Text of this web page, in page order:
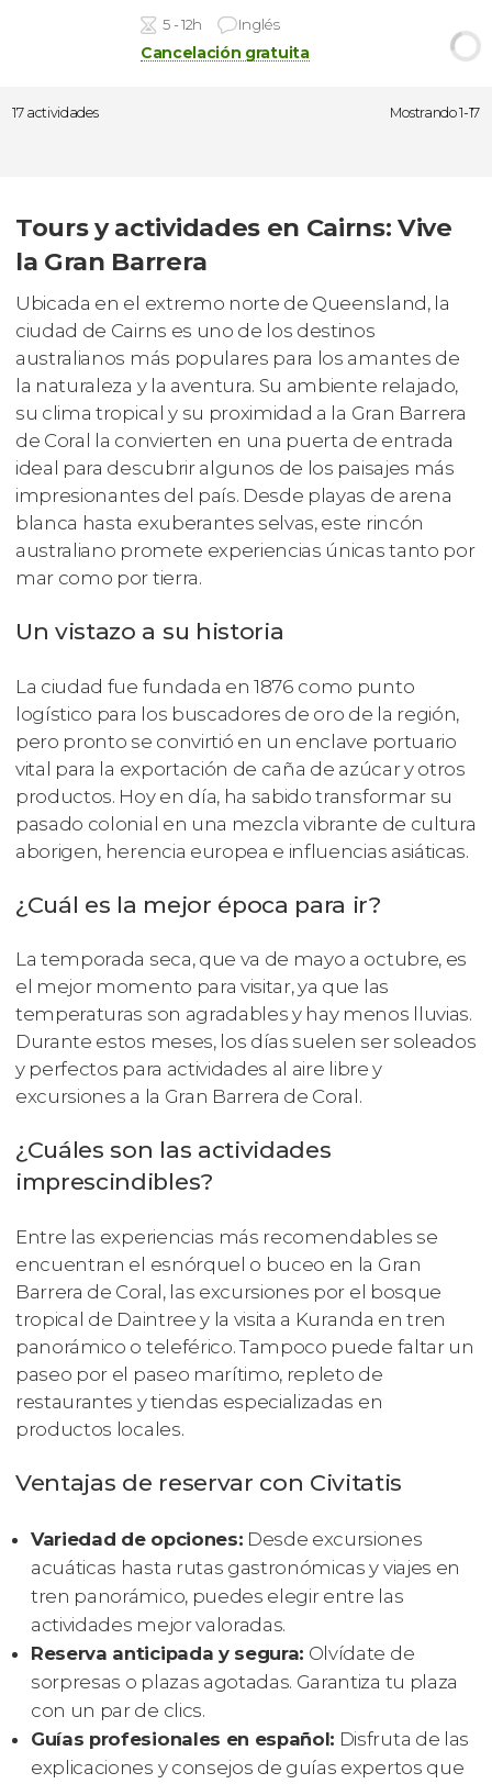
5 - 12h Inglés
Cancelación gratuita
17 actividades Mostrando 1-17
Tours y actividades en Cairns: Vive
la Gran Barrera
Ubicada en el extremo norte de Queensland, la
ciudad de Cairns es uno de los destinos
australianos más populares para los amantes de
la naturaleza y la aventura. Su ambiente relajado,
su clima tropical y su proximidad a la Gran Barrera
de Coral la convierten en una puerta de entrada
ideal para descubrir algunos de los paisajes más
impresionantes del país. Desde playas de arena
blanca hasta exuberantes selvas, este rincón
australiano promete experiencias únicas tanto por
mar como por tierra.
Un vistazo a su historia
La ciudad fue fundada en 1876 como punto
logístico para los buscadores de oro de la región,
pero pronto se convirtió en un enclave portuario
vital para la exportación de caña de azúcar y otros
productos. Hoy en día, ha sabido transformar su
pasado colonial en una mezcla vibrante de cultura
aborigen, herencia europea e influencias asiáticas.
¿Cuál es la mejor época para ir?
La temporada seca, que va de mayo a octubre, es
el mejor momento para visitar, ya que las
temperaturas son agradables y hay menos lluvias.
Durante estos meses, los días suelen ser soleados
y perfectos para actividades al aire libre y
excursiones a la Gran Barrera de Coral.
¿Cuáles son las actividades
imprescindibles?
Entre las experiencias más recomendables se
encuentran el esnórquel o buceo en la Gran
Barrera de Coral, las excursiones por el bosque
tropical de Daintree y la visita a Kuranda en tren
panorámico o teleférico. Tampoco puede faltar un
paseo por el paseo marítimo, repleto de
restaurantes y tiendas especializadas en
productos locales.
Ventajas de reservar con Civitatis
Variedad de opciones: Desde excursiones
acuáticas hasta rutas gastronómicas y viajes en
tren panorámico, puedes elegir entre las
actividades mejor valoradas.
Reserva anticipada y segura: Olvídate de
sorpresas o plazas agotadas. Garantiza tu plaza
con un par de clics.
Guías profesionales en español: Disfruta de las
explicaciones y consejos de guías expertos que